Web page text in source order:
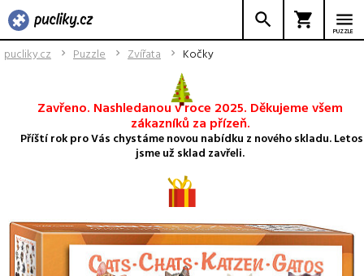
PUZZLE
pucliky.cz Puzzle Zvířata Kočky
Zavřeno. Nashledanou v roce 2025. Děkujeme všem
zákazníků za přízeň.
Příští rok pro Vás chystáme novou nabídku z nového skladu. Letos
jsme už sklad zavřeli.